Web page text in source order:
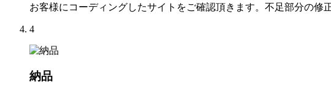
お客様にコーディングしたサイトをご確認頂きます。不足部分の修
4
納品